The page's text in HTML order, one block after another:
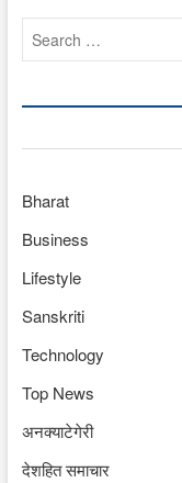
Bharat
Business
Lifestyle
Sanskriti
Technology
Top News
अनक्याटेगेरी
देशहित समाचार